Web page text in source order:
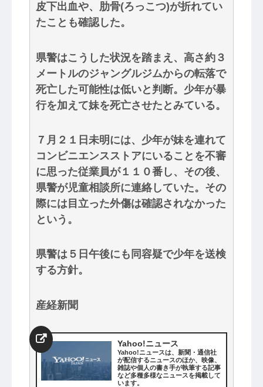
皮下出血や、肋骨(ろっこつ)が折れてい
たことも確認した。
県警はこうした状況を踏まえ、高さ約３
メートルのジャングルジムからの転落で
死亡した可能性は低いと判断。少年が暴
行を加えて妹を死亡させたとみている。
７月２１日未明には、少年が妹を連れて
コンビニエンスストアにいることを不審
に思った従業員が１１０番し、その後、
県警が児童相談所に連絡していた。その
際には目立った外傷は確認されなかった
という。
県警は５日午後にも同容疑で少年を送検
する方針。
産経新聞
Yahoo!ニュース
Yahoo!ニュースは、新聞・通信社
が配信するニュースのほか、映像、
雑誌や個人の書き手が執筆する記事
など多種多様なニュースを掲載して
います。